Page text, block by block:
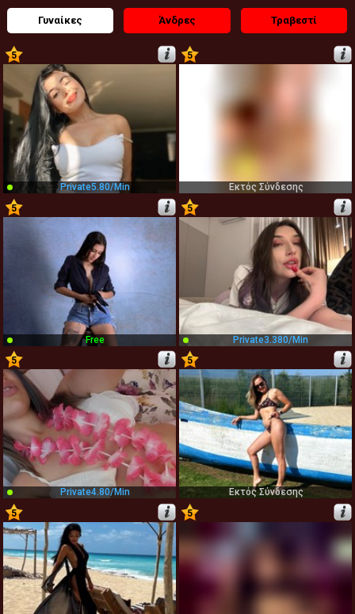
Γυναίκες Άνδρες Τραβεστί
5
Private5.80/min
5
Εκτός Σύνδεσης
5
Free
5
4
Private3.380/min
5
5
Private4.80/min
5
6
Εκτός Σύνδεσης
5
7
5